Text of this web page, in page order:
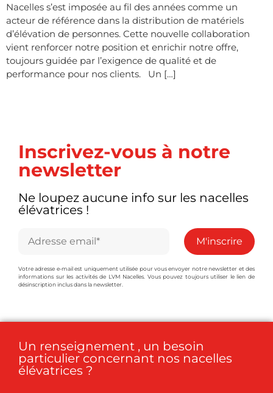
Nacelles s’est imposée au fil des années comme un
acteur de référence dans la distribution de matériels
d’élévation de personnes. Cette nouvelle collaboration
vient renforcer notre position et enrichir notre offre,
toujours guidée par l’exigence de qualité et de
performance pour nos clients. Un […]
Inscrivez-vous à notre
newsletter
Ne loupez aucune info sur les nacelles
élévatrices !
Votre adresse e-mail est uniquement utilisée pour vous envoyer notre newsletter et des
informations sur les activités de LVM Nacelles. Vous pouvez toujours utiliser le lien de
désinscription inclus dans la newsletter.
Un renseignement , un besoin
particulier concernant nos nacelles
élévatrices ?